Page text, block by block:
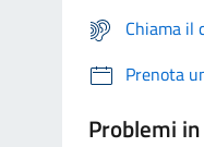
Chiama il
Prenota
Problemi